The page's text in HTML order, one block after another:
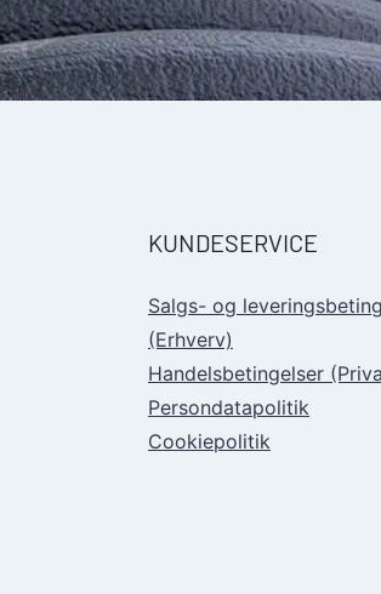
KUNDESERVICE
Salgs- og
(Erhverv)
Handelsbetingelser
Persondatapolitik
Cookiepolitik